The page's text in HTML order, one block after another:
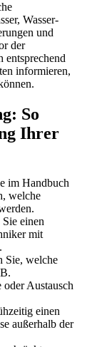
Wasser-
und
der
entsprechend
informieren,
So
Ihrer
im Handbuch
welche
einen
mit
Sie, welche
Austausch
einen
außerhalb der